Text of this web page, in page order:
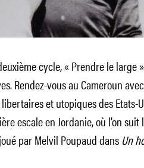
cycle, « Prendre le large
Rendez-vous au Cameroun avec
et utopiques des Etats-
escale en Jordanie, où l’on suit
par Melvil Poupaud dans Un